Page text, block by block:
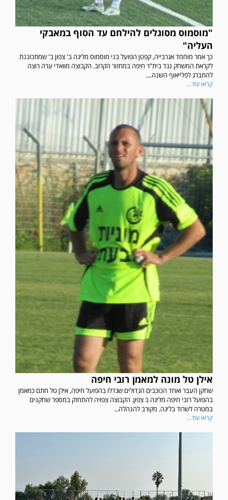
"מוסמוס מסוגלים להילחם עד הסוף במאבקי
העליה"
כך אמר מוחמד אגרבייה, קפטן הפועל בני מוסמוס מליגה ב' צפון ב' שמתכוננת
לקראת המשחק נגד בית"ר חיפה במחזור הקרוב. הקבוצה מוואדי ערה רוצה
להתברג לפלייאוף השנה....
קראו עוד...
אילן טל מונה למאמן רובי חיפה
שחקן העבר ואחד הכוכבים הגדולים שגדלו בהפועל חיפה, אילן טל חתם כמאמן
בהפועל רובי חיפה מליגה ב צפון. הקבוצה צפויה להתחזק במספר שחקנים
במטרה לשרוד בליגה. מקורב להנהלה...
קראו עוד...